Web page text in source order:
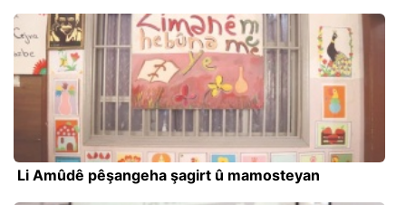
Li Amûdê pêşangeha şagirt û mamosteyan